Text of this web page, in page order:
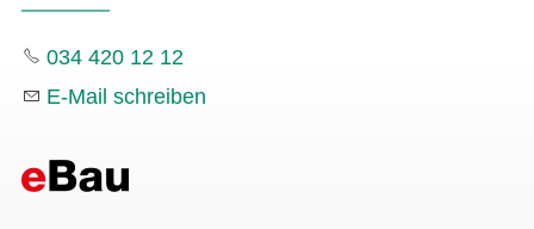
034 420 12 12
E-Mail schreiben